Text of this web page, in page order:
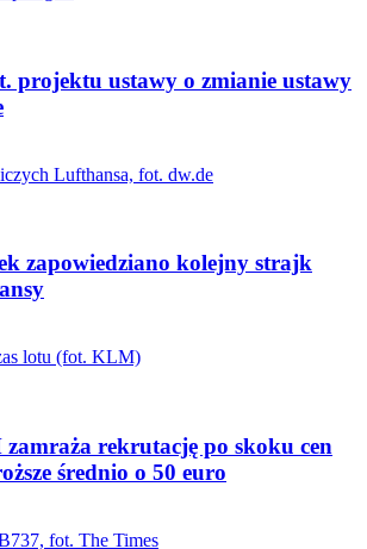
projektu ustawy o zmianie ustawy
zapowiedziano kolejny strajk
rekrutację po skoku cen
średnio o 50 euro